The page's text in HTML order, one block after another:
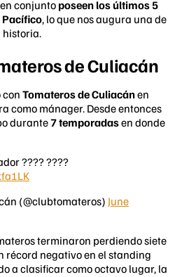
conjunto poseen los últimos 5
Pacífico, lo que nos augura una de
historia.
de Culiacán
Tomateros de Culiacánen
como mánager. Desde entonces
durante7 temporadasen donde
???? ????
(@clubtomateros) June
terminaron perdiendo siete
récord negativo en el standing
a clasificar como octavo lugar, la